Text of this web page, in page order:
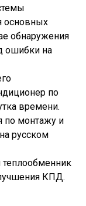
основных
обнаружения
ошибки на
по
времени.
по монтажу и
русском
КПД.